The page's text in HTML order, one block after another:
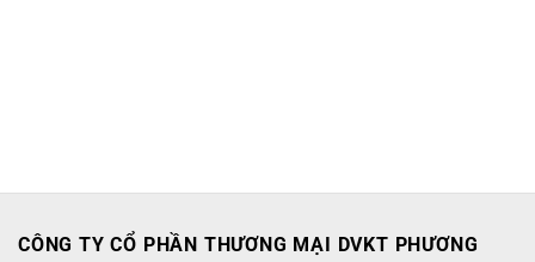
CÔNG TY CỔ PHẦN THƯƠNG MẠI DVKT PHƯƠNG